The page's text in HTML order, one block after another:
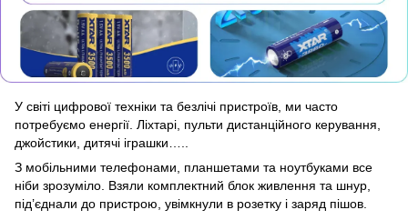
У світі цифрової техніки та безлічі пристроїв, ми часто
потребуємо енергії. Ліхтарі, пульти дистанційного керування,
джойстики, дитячі іграшки…..
З мобільними телефонами, планшетами та ноутбуками все
ніби зрозуміло. Взяли комплектний блок живлення та шнур,
під’єднали до пристрою, увімкнули в розетку і заряд пішов.